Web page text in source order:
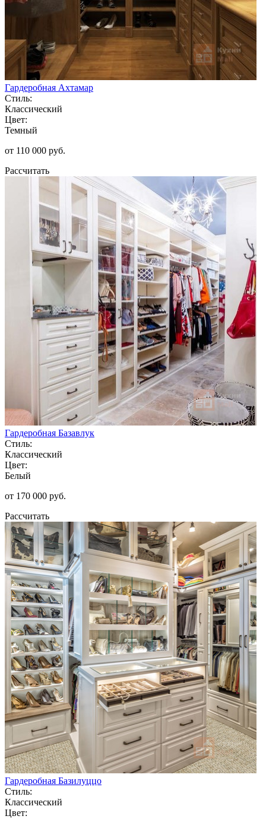
Гардеробная Ахтамар
Стиль:
Классический
Цвет:
Темный
от 110 000 руб.
Рассчитать
Гардеробная Базавлук
Стиль:
Классический
Цвет:
Белый
от 170 000 руб.
Рассчитать
Гардеробная Базилуццо
Стиль:
Классический
Цвет: